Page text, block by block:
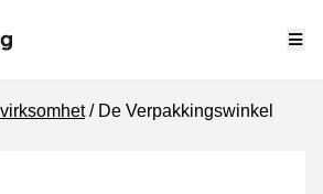
De Verpakkingswinkel